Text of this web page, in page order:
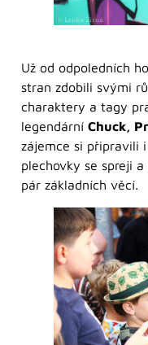
Už od odpoledních
stran zdobili svými
charaktery a tagy
legendární Chuck,
zájemce si připravili
plechovky se spreji
pár základních věcí.